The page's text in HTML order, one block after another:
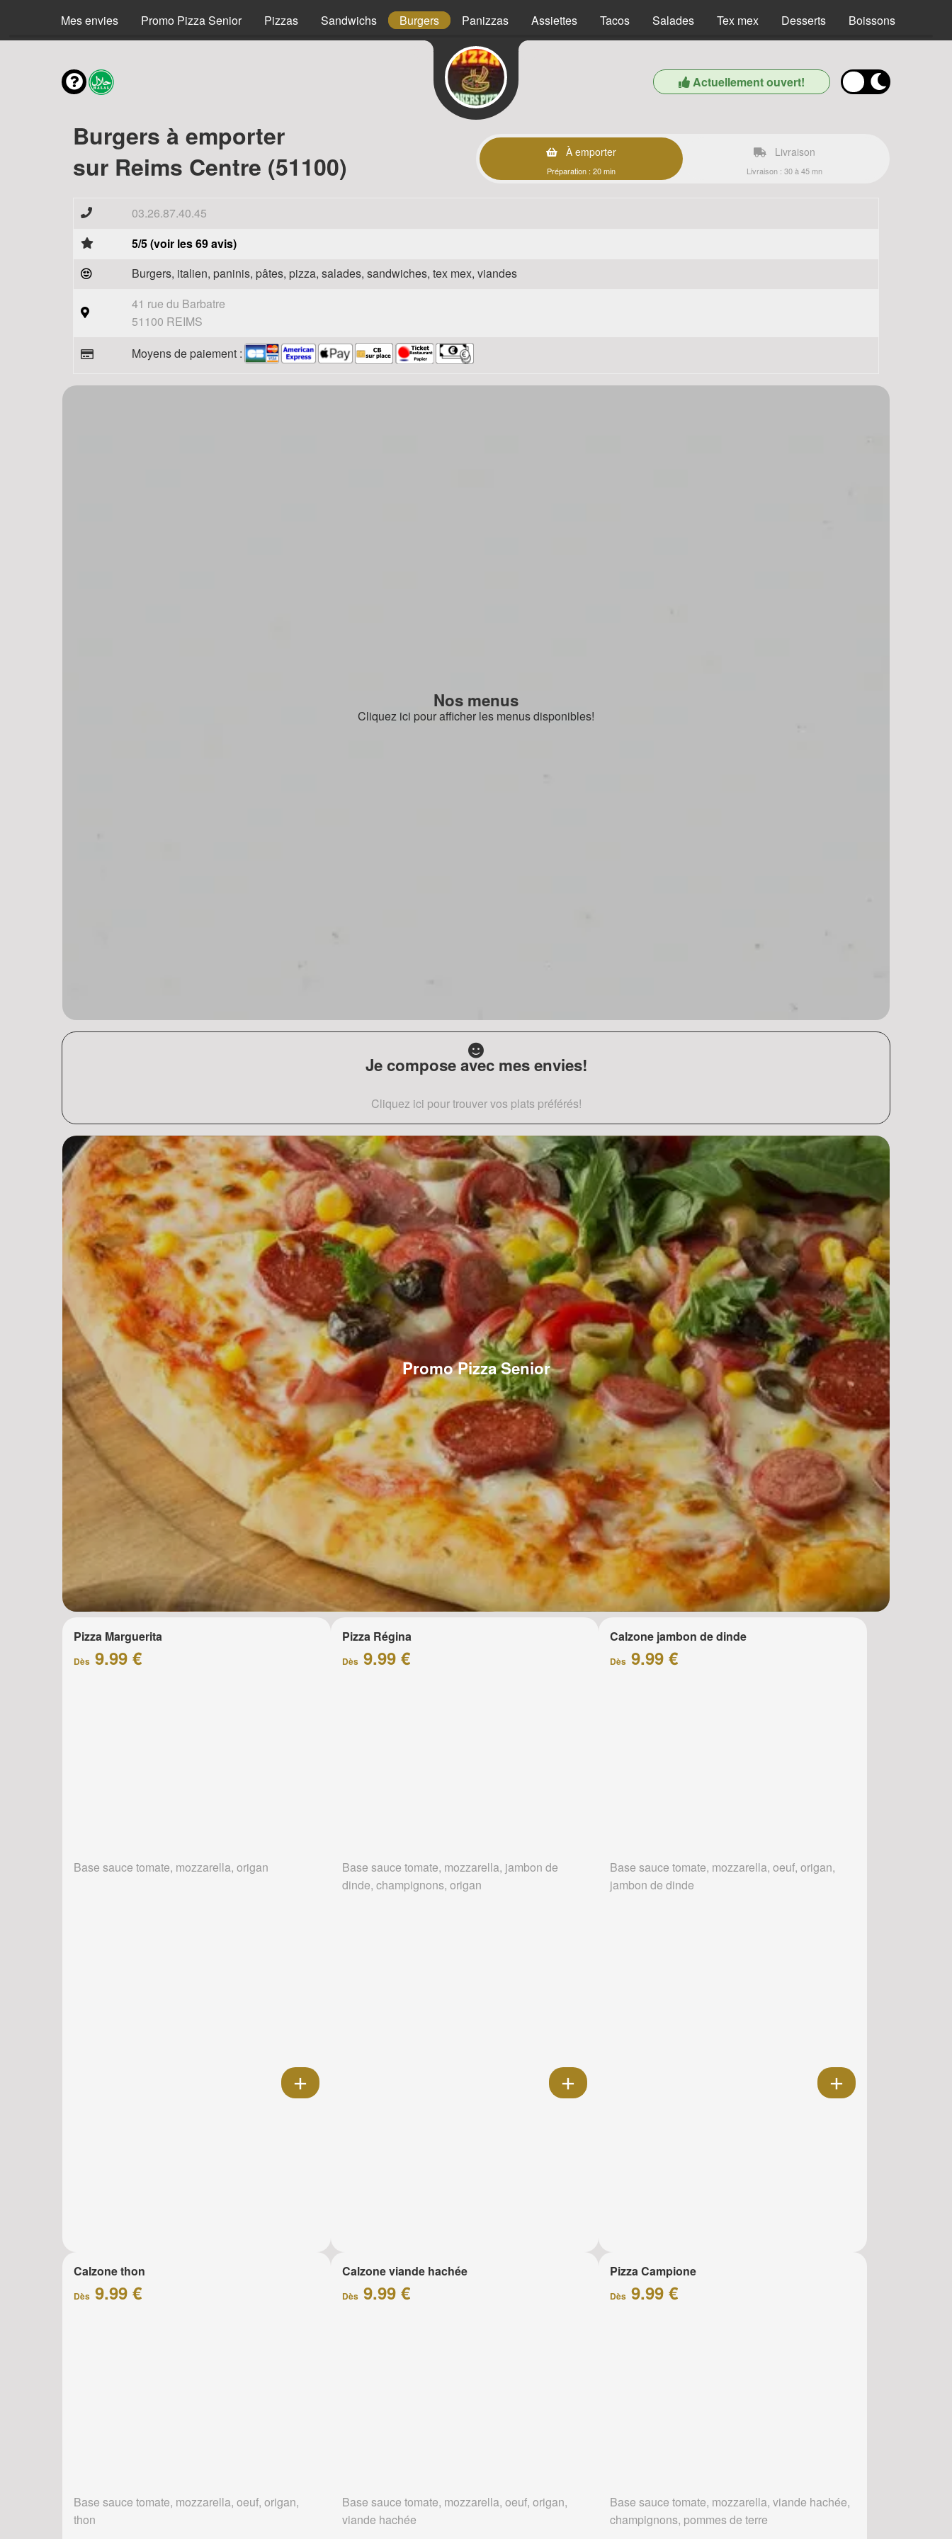
Mes envies Promo Pizza Senior Pizzas Sandwichs Burgers Panizzas Assiettes Tacos Salades Tex mex Desserts Boissons
Actuellement ouvert!
Burgers à emporter
sur Reims Centre (51100)
À emporter
Préparation : 20 min
Livraison
Livraison : 30 à 45 mn
03.26.87.40.45
5/5 (voir les 69 avis)
Burgers, italien, paninis, pâtes, pizza, salades, sandwiches, tex mex, viandes
41 rue du Barbatre
51100 REIMS
Moyens de paiement :
Nos menus
Cliquez ici pour afficher les menus disponibles!
Je compose avec mes envies!
Cliquez ici pour trouver vos plats préférés!
Promo Pizza Senior
Pizza Marguerita
Dès 9.99 €
Base sauce tomate, mozzarella, origan
Pizza Régina
Dès9.99 €
Base sauce tomate, mozzarella, jambon de
dinde, champignons, origan
Calzone jambon de dinde
Dès 9.99 €
Base sauce tomate, mozzarella, oeuf, origan,
jambon de dinde
Calzone thon
Dès 9.99 €
Base sauce tomate, mozzarella, oeuf, origan,
thon
Calzone viande hachée
Dès9.99 €
Base sauce tomate, mozzarella, oeuf, origan,
viande hachée
Pizza Campione
Dès 9.99 €
Base sauce tomate, mozzarella, viande hachée,
champignons, pommes de terre